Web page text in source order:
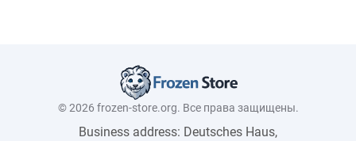
© 2026 frozen-store.org. Все права защищены.
Business address: Deutsches Haus,